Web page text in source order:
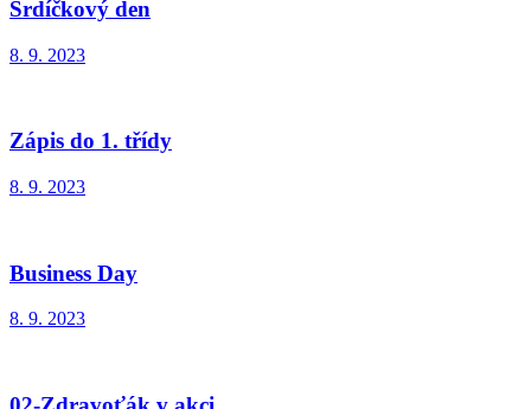
Srdíčkový den
8. 9. 2023
Zápis do 1. třídy
8. 9. 2023
Business Day
8. 9. 2023